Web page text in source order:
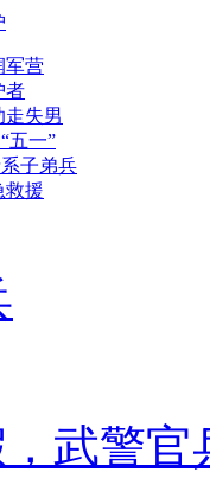
军营
者
走失男
五一”
子弟兵
救援
武警官